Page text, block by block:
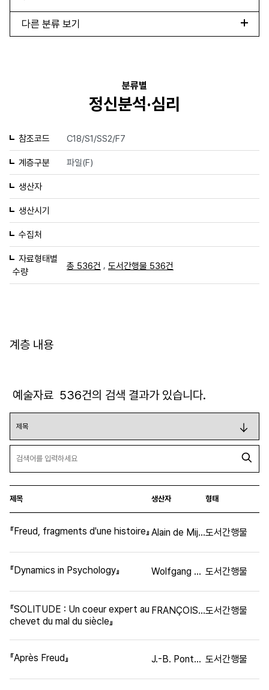
다른 분류 보기
분류별
정신분석·심리
참조코드 C18/S1/SS2/F7
계층구분 파일(F)
생산자
생산시기
수집처
자료형태별
수량
총 536건 , 도서간행물 536건
계층 내용
예술자료 536건의 검색 결과가 있습니다.
제목 생산자 형태
『Freud, fragments d'une histoire』 Alain de Mijolla도서간행물
『Dynamics in Psychology』 Wolfgang Köhler 도서간행물
『SOLITUDE : Un coeur expert au
chevet du mal du siècle』
FRANÇOISE DOLTO도서간행물
『Après Freud』 J.-B. Pontalis 도서간행물